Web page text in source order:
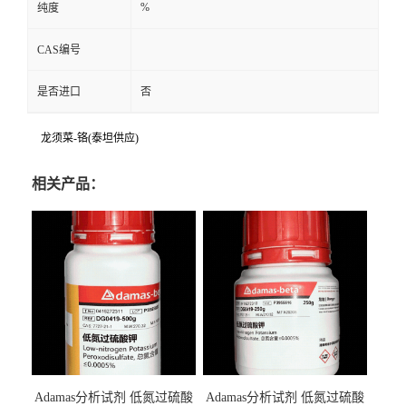
纯度 %
CAS编号
是否进口 否
龙须菜-铬(泰坦供应)
相关产品：
Adamas分析试剂 低氮过硫酸
Adamas分析试剂 低氮过硫酸